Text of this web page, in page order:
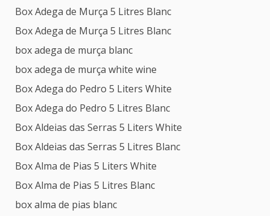
Box Adega de Murça 5 Litres Blanc
Box Adega de Murça 5 Litres Blanc
box adega de murça blanc
box adega de murça white wine
Box Adega do Pedro 5 Liters White
Box Adega do Pedro 5 Litres Blanc
Box Aldeias das Serras 5 Liters White
Box Aldeias das Serras 5 Litres Blanc
Box Alma de Pias 5 Liters White
Box Alma de Pias 5 Litres Blanc
box alma de pias blanc